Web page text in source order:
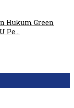
Hukum Green
Pe…